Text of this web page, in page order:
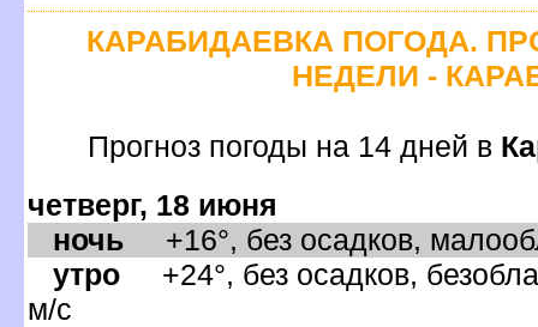
КАРАБИДАЕВКА ПОГОДА.
НЕДЕЛИ -
Прогноз погоды на 14 дней
четверг, 18 июня
ночь +16°, без осадков,
утро +24°, без осадков,
м/с